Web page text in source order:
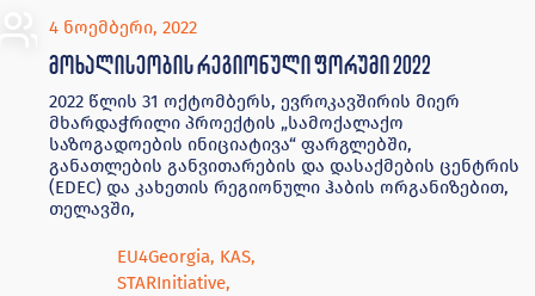
4 ნოემბერი, 2022
მოხალისეობის რეგიონული ფორუმი 2022
2022 წლის 31 ოქტომბერს, ევროკავშირის მიერ
მხარდაჭრილი პროექტის „სამოქალაქო
საზოგადოების ინიციატივა“ ფარგლებში,
განათლების განვითარების და დასაქმების ცენტრის
(EDEC) და კახეთის რეგიონული ჰაბის ორგანიზებით,
თელავში,
EU4Georgia, KAS,
STARInitiative,